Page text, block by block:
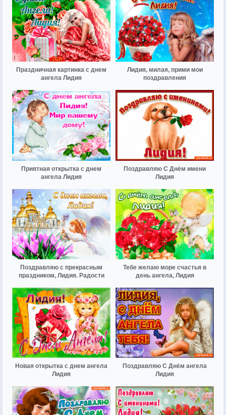
Праздничная картинка с днем
ангела Лидия
Лидия, милая, прими мои
поздравления
Приятная открытка с днем
ангела Лидия
Поздравляю С Днём имени
Лидия
Поздравляю с прекрасным
праздником, Лидия. Радости
Тебе желаю море счастья в
день ангела, Лидия
Новая открытка с днем ангела
Лидия
Поздравляю С Днём ангела
Лидия